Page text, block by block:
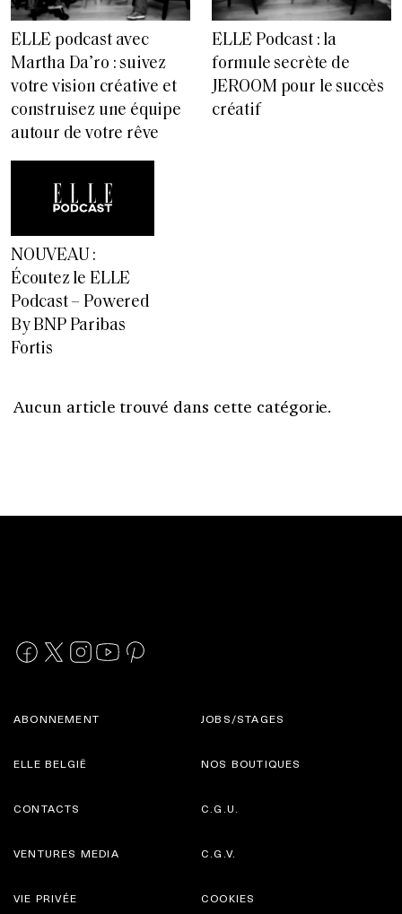
ELLE podcast avec
Martha Da’ro : suivez
votre vision créative et
construisez une équipe
autour de votre rêve
ELLE Podcast : la
formule secrète de
JEROOM pour le succès
créatif
NOUVEAU :
Écoutez le ELLE
Podcast – Powered
By BNP Paribas
Fortis
Aucun article trouvé dans cette catégorie.
ABONNEMENT
ELLE BELGIË
JOBS/STAGES
NOS BOUTIQUES
CONTACTS
VENTURES MEDIA
C.G.U.
C.G.V.
VIE PRIVÉE COOKIES